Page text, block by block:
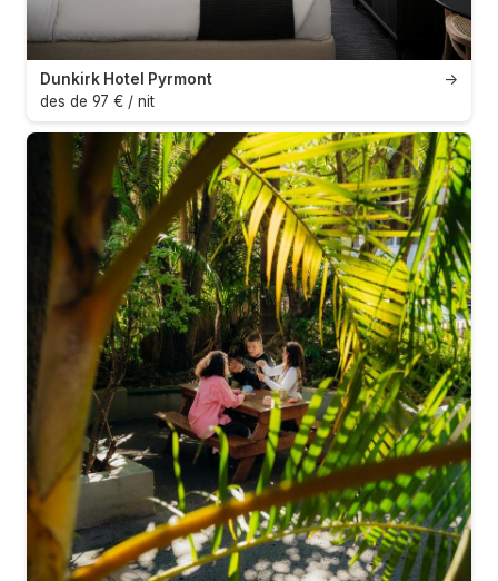
→
Dunkirk Hotel Pyrmont
des de 97 € / nit